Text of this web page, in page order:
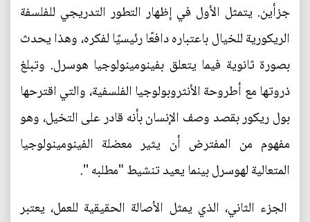
جزأين. يتمثل الأول في إظهار التطور التدريجي للفلسفة
الريكورية للخيال باعتباره دافعًا رئيسيًا لفكره، وهذا يحدث
بصورة ثانوية فيما يتعلق بفينومينولوجيا هوسرل. وتبلغ
ذروتها مع أطروحة الأنثروبولوجيا الفلسفية، والتي اقترحها
بول ريكور بقصد وصف الإنسان بأنه قادر على التخيل، وهو
مفهوم من المفترض أن يثير معضلة الفينومينولوجيا
المتعالية لهوسرل بينما يعيد تنشيط "مطلبه ''.
الجزء الثاني، الذي يمثل الأصالة الحقيقية للعمل، يعتبر